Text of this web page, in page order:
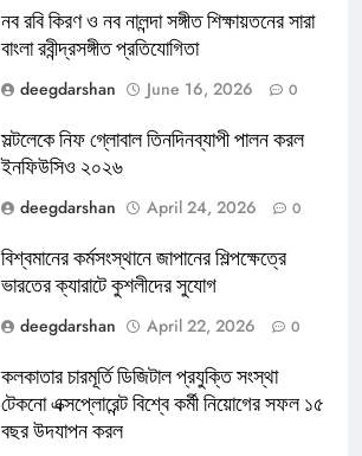
নব রবি কিরণ ও নব নালন্দা সঙ্গীত শিক্ষায়তনের সারা
বাংলা রবীন্দ্রসঙ্গীত প্রতিযোগিতা
deegdarshan
June 16, 2026 0
সল্টলেকে নিফ গ্লোবাল তিনদিনব্যাপী পালন করল
ইনফিউসিও ২০২৬
deegdarshan
April 24, 2026 0
বিশ্বমানের কর্মসংস্থানে জাপানের শিল্পক্ষেত্রে
ভারতের ক্যারাটে কুশলীদের সুযোগ
deegdarshan
April 22, 2026 0
কলকাতার চারমূর্তি ডিজিটাল প্রযুক্তি সংস্থা
টেকনো এক্সপ্লোরেন্ট বিশ্বে কর্মী নিয়োগের সফল ১৫
বছর উদযাপন করল